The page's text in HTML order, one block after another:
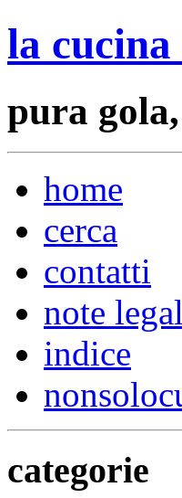
la
pura
home
cerca
contatti
note
indice
categorie